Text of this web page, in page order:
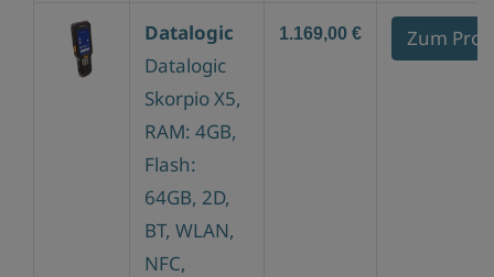
Datalogic
Datalogic
Skorpio X5,
RAM: 4GB,
Flash:
64GB, 2D,
BT, WLAN,
NFC,
1.169,00 € Zum